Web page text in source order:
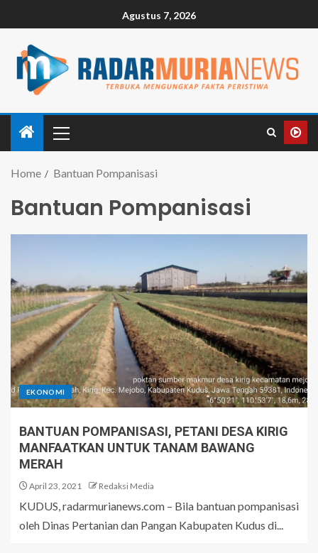
Agustus 7, 2026
Home Bantuan Pompanisasi
Bantuan Pompanisasi
EKONOMI
BANTUAN POMPANISASI, PETANI DESA KIRIG
MANFAATKAN UNTUK TANAM BAWANG
MERAH
April 23, 2021 Redaksi Media
KUDUS, radarmurianews.com – Bila bantuan pompanisasi
oleh Dinas Pertanian dan Pangan Kabupaten Kudus di...